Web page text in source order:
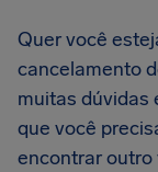
Quer você
cancelamento
muitas dúvidas
que você
encontrar outro